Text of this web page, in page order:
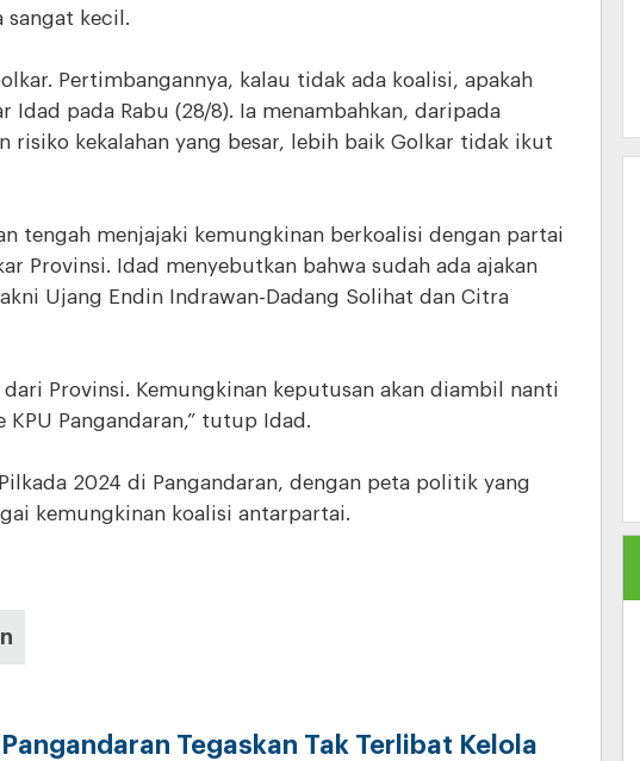
sangat kecil.
Pertimbangannya, kalau tidak ada koalisi, apakah
Idad pada Rabu (28/8). Ia menambahkan, daripada
risiko kekalahan yang besar, lebih baik Golkar tidak ikut
tengah menjajaki kemungkinan berkoalisi dengan partai
Provinsi. Idad menyebutkan bahwa sudah ada ajakan
Ujang Endin Indrawan-Dadang Solihat dan Citra
Provinsi. Kemungkinan keputusan akan diambil nanti
Pangandaran,” tutup Idad.
2024 di Pangandaran, dengan peta politik yang
kemungkinan koalisi antarpartai.
Pangandaran Tegaskan Tak Terlibat Kelola